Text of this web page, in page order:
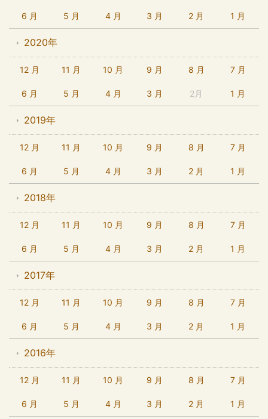
6 月 5 月 4 月 3 月 2 月 1 月
2020年
12 月 11 月 10 月 9 月 8 月 7 月
6 月 5 月 4 月 3 月 2月 1 月
2019年
12 月 11 月 10 月 9 月 8 月 7 月
6 月 5 月 4 月 3 月 2 月 1 月
2018年
12 月 11 月 10 月 9 月 8 月 7 月
6 月 5 月 4 月 3 月 2 月 1 月
2017年
12 月 11 月 10 月 9 月 8 月 7 月
6 月 5 月 4 月 3 月 2 月 1 月
2016年
12 月 11 月 10 月 9 月 8 月 7 月
6 月 5 月 4 月 3 月 2 月 1 月